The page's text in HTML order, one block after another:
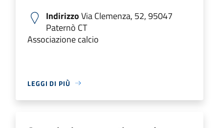
IndirizzoVia Clemenza, 52, 95047
Paternò CT
Associazione calcio
LEGGI DI PIÙ